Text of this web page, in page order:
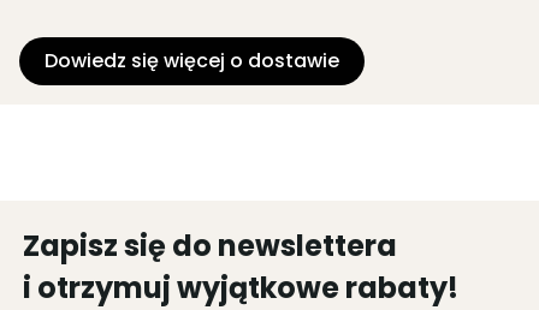
Dowiedz się więcej o dostawie
Zapisz się do newslettera
i otrzymuj wyjątkowe rabaty!